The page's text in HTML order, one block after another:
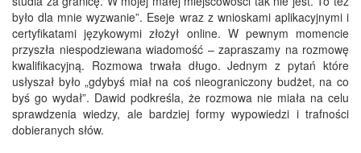
było dla mnie wyzwanie”. Eseje wraz z wnioskami aplikacyjnymi i
certyfikatami językowymi złożył online. W pewnym momencie
przyszła niespodziewana wiadomość – zapraszamy na rozmowę
kwalifikacyjną. Rozmowa trwała długo. Jednym z pytań które
usłyszał było „gdybyś miał na coś nieograniczony budżet, na co
byś go wydał”. Dawid podkreśla, że rozmowa nie miała na celu
sprawdzenia wiedzy, ale bardziej formy wypowiedzi i trafności
dobieranych słów.